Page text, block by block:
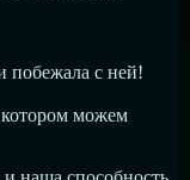
побежала с ней!
можем